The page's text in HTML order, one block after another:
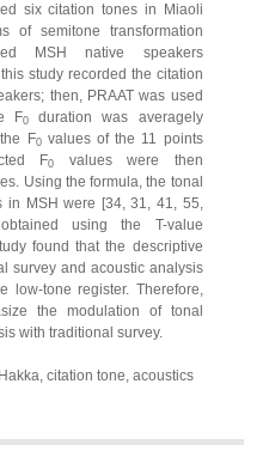
six citation tones in Miaoli
of semitone transformation
MSH native speakers
study recorded the citation
then, PRAAT was used
F0
duration was averagely
F0values of the 11 points
F0
values were then
Using the formula, the tonal
in MSH were [34, 31, 41, 55,
using the T-value
found that the descriptive
survey and acoustic analysis
low-tone register. Therefore,
the modulation of tonal
with traditional survey.
citation tone, acoustics